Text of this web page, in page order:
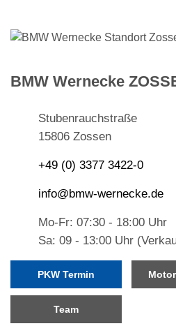
BMW Wernecke
Stubenrauchstraße
15806 Zossen
+49 (0) 3377 3422-0
info@bmw-wernecke.de
Mo-Fr: 07:30 - 18:00 Uhr
Sa: 09 - 13:00 Uhr
PKW Termin
Team